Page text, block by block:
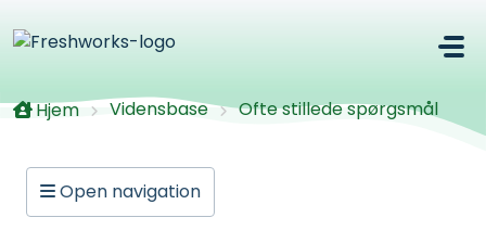
Hjem Vidensbase Ofte stillede spørgsmål
Open navigation